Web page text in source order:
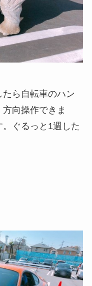
ら自転車のハン
向操作できま
ぐるっと1週した